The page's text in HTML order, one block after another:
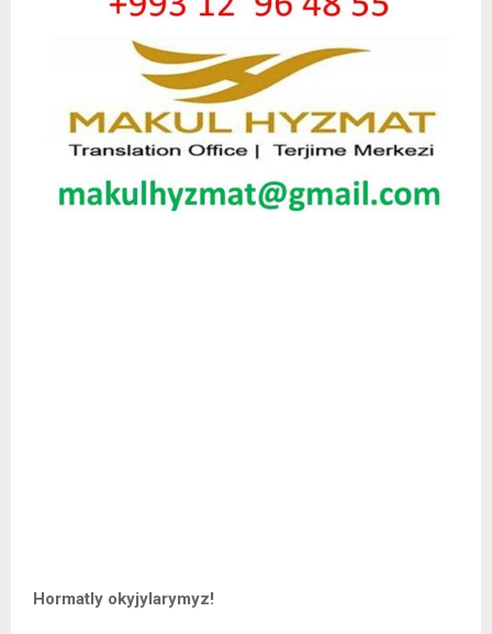
Hormatly okyjylarymyz!